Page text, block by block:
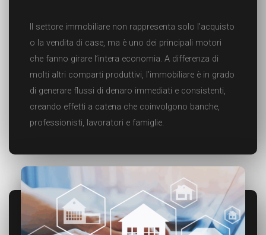
Il settore immobiliare non rappresenta solo l’acquisto
o la vendita di case, ma è uno dei principali motori
che fanno girare l’intera economia. A differenza di
molti altri comparti produttivi, l’immobiliare è in grado
di generare flussi di denaro immediati e consistenti,
creando effetti a catena che coinvolgono banche,
professionisti, lavoratori e famiglie.